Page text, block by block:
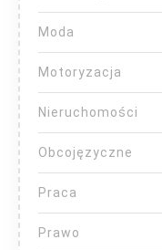
Moda
Motoryzacja
Nieruchomości
Obcojęzyczne
Praca
Prawo